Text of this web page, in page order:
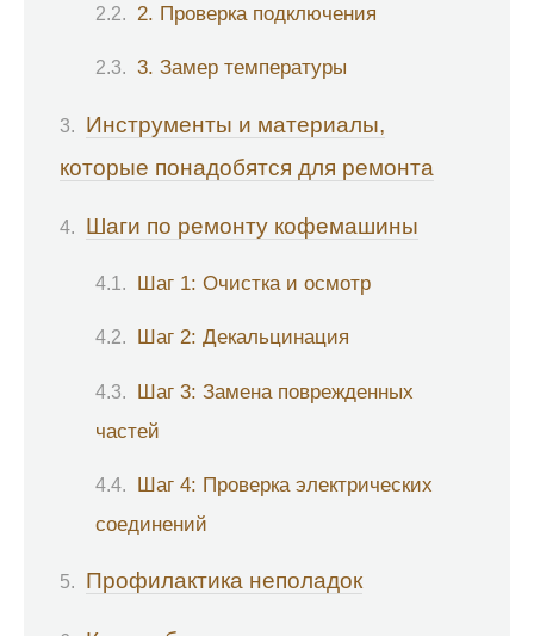
2. Проверка подключения
3. Замер температуры
Инструменты и материалы,
которые понадобятся для ремонта
Шаги по ремонту кофемашины
Шаг 1: Очистка и осмотр
Шаг 2: Декальцинация
Шаг 3: Замена поврежденных
частей
Шаг 4: Проверка электрических
соединений
Профилактика неполадок